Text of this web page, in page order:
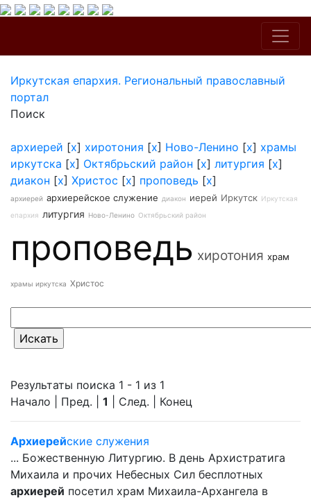
Иркутская епархия. Региональный православный
портал
Поиск
архиерей [x] хиротония [x] Ново-Ленино [x] храмы
иркутска [x] Октябрьский район [x] литургия [x]
диакон [x] Христос [x] проповедь [x]
архиерей архиерейское служение диакон иерей Иркутск Иркутская
епархия литургия Ново-Ленино Октябрьский район
проповедь хиротония храм
храмы иркутска Христос
Результаты поиска 1 - 1 из 1
Начало | Пред. | 1 | След. | Конец
Архиерейские служения
... Божественную Литургию. В день Архистратига
Михаила и прочих Небесных Сил бесплотных
архиерей посетил храм Михаила-Архангела в